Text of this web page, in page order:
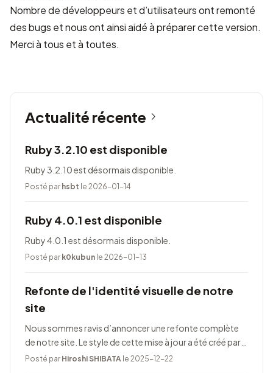
Nombre de développeurs et d’utilisateurs ont remonté
des bugs et nous ont ainsi aidé à préparer cette version.
Merci à tous et à toutes.
Actualité récente
Ruby 3.2.10 est disponible
Ruby 3.2.10 est désormais disponible.
Posté par hsbt le 2026-01-14
Ruby 4.0.1 est disponible
Ruby 4.0.1 est désormais disponible.
Posté par k0kubun le 2026-01-13
Refonte de l'identité visuelle de notre
site
Nous sommes ravis d’annoncer une refonte complète
de notre site. Le style de cette mise à jour a été créé par
Taeko Akatsuka.
Posté par Hiroshi SHIBATA le 2025-12-22